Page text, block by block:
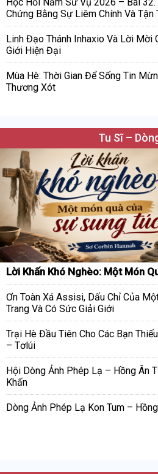
Chứng Bằng Sự Liêm Chính Và Tận
Linh Đạo Thánh Inhaxio Và Lời Mời
Giới Hiện Đại
Mùa Hè: Thời Gian Để Sống Tin
Thương Xót
Tu Sĩ –
Lời Khấn Khó Nghèo: Một Món
Ơn Toàn Xá Assisi, Dấu Chỉ Của
Trang Và Có Sức Giải Giới
Trại Hè Đầu Tiên Cho Các Bạn
– Tơlúi
Hội Dòng Ảnh Phép Lạ – Hồng Ân
Khấn
Dòng Ảnh Phép Lạ Kon Tum –